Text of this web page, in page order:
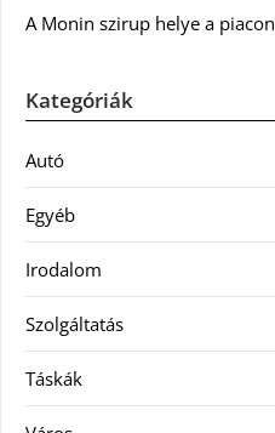
A Monin szirup helye a piacon
Kategóriák
Autó
Egyéb
Irodalom
Szolgáltatás
Táskák